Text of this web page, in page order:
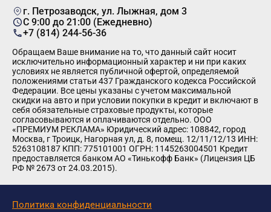
г. Петрозаводск, ул. Лыжная, дом 3
C 9:00 до 21:00 (Ежедневно)
+7 (814) 244-56-36
Обращаем Ваше внимание на то, что данный сайт носит
исключительно информационный характер и ни при каких
условиях не является публичной офертой, определяемой
положениями статьи 437 Гражданского кодекса Российской
Федерации. Все цены указаны с учетом максимальной
скидки на авто и при условии покупки в кредит и включают в
себя обязательные страховые продукты, которые
согласовываются и оплачиваются отдельно. ООО
«ПРЕМИУМ РЕКЛАМА» Юридический адрес: 108842, город
Москва, г Троицк, Нагорная ул, д. 8, помещ. 12/11/12/13 ИНН:
5263108187 КПП: 775101001 ОГРН: 1145263004501 Кредит
предоставляется банком АО «Тинькофф Банк» (Лицензия ЦБ
РФ № 2673 от 24.03.2015).
Политика конфиденциальности